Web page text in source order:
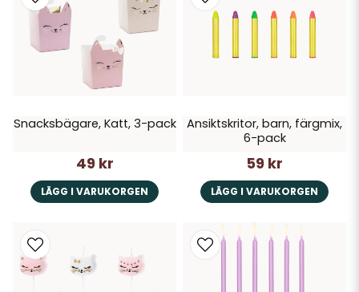
Snacksbägare, Katt, 3-pack
49 kr
LÄGG I VARUKORGEN
Ansiktskritor, barn, färgmix,
6-pack
59 kr
LÄGG I VARUKORGEN